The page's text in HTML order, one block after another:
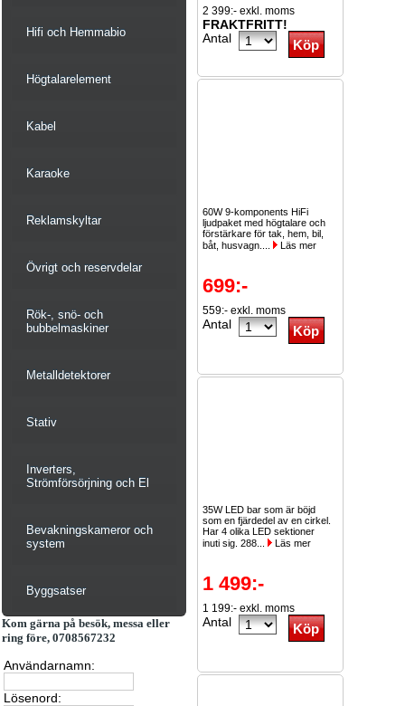
Hifi och Hemmabio
Högtalarelement
Kabel
Karaoke
Reklamskyltar
Övrigt och reservdelar
Rök-, snö- och
bubbelmaskiner
Metalldetektorer
Stativ
Inverters,
Strömförsörjning och El
Bevakningskameror och
system
Byggsatser
Kom gärna på besök, messa eller
ring före, 0708567232
Användarnamn:
Lösenord:
2 399:- exkl. moms
FRAKTFRITT!
Antal
60W 9-komponents HiFi
ljudpaket med högtalare och
förstärkare för tak, hem, bil,
båt, husvagn....
Läs mer
699:-
559:- exkl. moms
Antal
35W LED bar som är böjd
som en fjärdedel av en cirkel.
Har 4 olika LED sektioner
inuti sig. 288...
Läs mer
1 499:-
1 199:- exkl. moms
Antal